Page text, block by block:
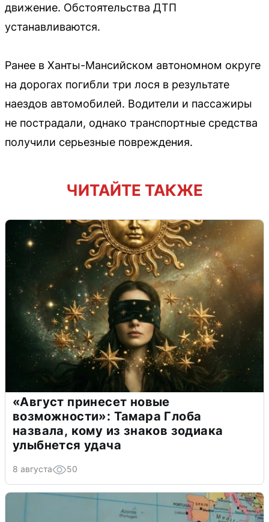
движение. Обстоятельства ДТП
устанавливаются.
Ранее в Ханты-Мансийском автономном округе
на дорогах погибли три лося в результате
наездов автомобилей. Водители и пассажиры
не пострадали, однако транспортные средства
получили серьезные повреждения.
ЧИТАЙТЕ ТАКЖЕ
«Август принесет новые
возможности»: Тамара Глоба
назвала, кому из знаков зодиака
улыбнется удача
8 августа 50